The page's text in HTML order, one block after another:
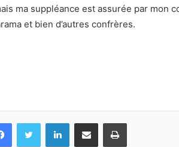
ma suppléance est assurée par mon
et bien d’autres confrères.
FacebookTwitter LinkedinPartager par email Imprimer